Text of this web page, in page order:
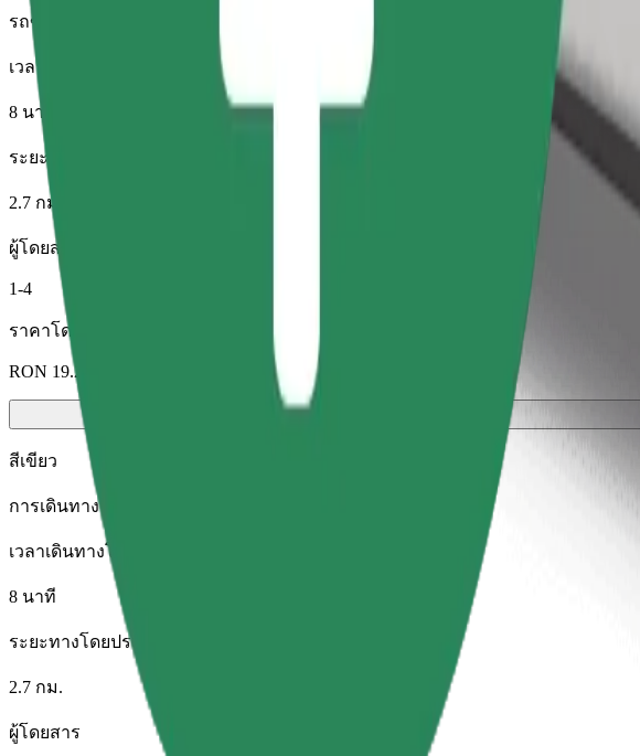
รถขนาดใหญ่ นั่งสบาย มีพื้นที่เก็บของมากขึ้น
เวลาเดินทางโดยประมาณ
8 นาที
ระยะทางโดยประมาณ
2.7 กม.
ผู้โดยสาร
1-4
ราคาโดยประมาณ
RON 19.20
สีเขียว
การเดินทางประหยัดพลังงาน กับรถไฮบริดและรถไฟฟ้า
เวลาเดินทางโดยประมาณ
8 นาที
ระยะทางโดยประมาณ
2.7 กม.
ผู้โดยสาร